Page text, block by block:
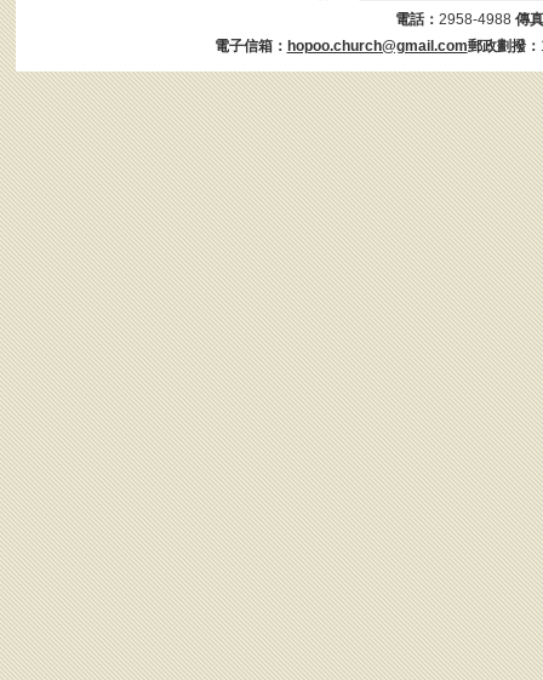
電話： 2958-4988 傳
電子信箱： hopoo.church@gmail.com郵政劃撥：